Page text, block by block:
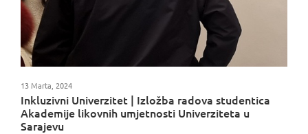
Inkluzivni Univerzitet | Izložba radova studentica
Akademije likovnih umjetnosti Univerziteta u
Sarajevu
13 Marta, 2024